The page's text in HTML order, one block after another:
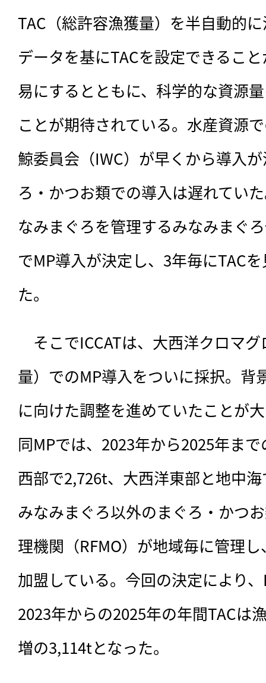
TAC（総許容漁獲量）を半自動的
データを基にTACを設定できるこ
易にするとともに、科学的な資源
ことが期待されている。水産資源
鯨委員会（IWC）が早くから導入
ろ・かつお類での導入は遅れてい
なみまぐろを管理するみなみまぐ
でMP導入が決定し、3年毎にTAC
た。
そこでICCATは、大西洋クロマ
量）でのMP導入をついに採択。背
に向けた調整を進めていたことが
同MPでは、2023年から2025年ま
西部で2,726t、大西洋東部と地中
みなみまぐろ以外のまぐろ・かつ
理機関（RFMO）が地域毎に管理
加盟している。今回の決定により
2023年からの2025年の年間TACは
増の3,114tとなった。